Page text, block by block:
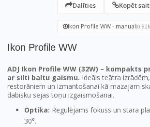
Dalīties Kopēt
Ikon Profile WW - manual
Ikon Profile WW
ADJ Ikon Profile WW (32W) – kompakts
ar silti baltu gaismu. Ideāls teātra
restorāniem un izmantošanai kā mazajam
dabisku sejas toņu izgaismošanai.
Optika: Regulējams fokuss un stara
30°.